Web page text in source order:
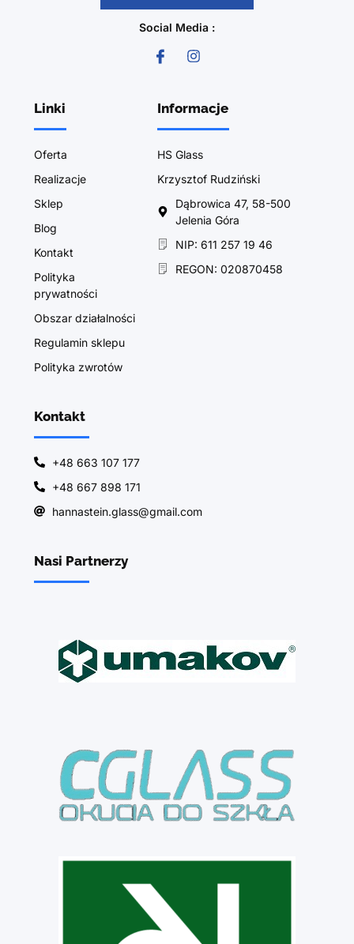
Social Media :
Linki
Oferta
Realizacje
Sklep
Blog
Kontakt
Polityka
prywatności
Obszar działalności
Regulamin sklepu
Polityka zwrotów
Informacje
HS Glass
Krzysztof Rudziński
Dąbrowica 47, 58-500
Jelenia Góra
NIP: 611 257 19 46
REGON: 020870458
Kontakt
+48 663 107 177
+48 667 898 171
hannastein.glass@gmail.com
Nasi Partnerzy